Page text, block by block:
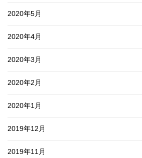
2020年5月
2020年4月
2020年3月
2020年2月
2020年1月
2019年12月
2019年11月